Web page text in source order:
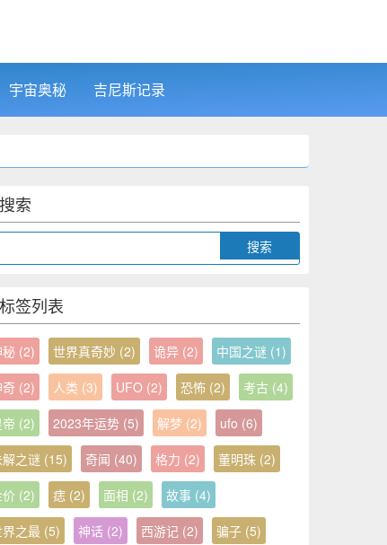
宇宙奥秘 吉尼斯记录
搜索
标签列表
(2) 世界真奇妙 (2) 诡异 (2) 中国之谜 (1)
(2) 人类 (3) UFO (2) 恐怖 (2) 考古 (4)
(2) 2023年运势 (5) 解梦 (2) ufo (6)
解之谜 (15) 奇闻 (40) 格力 (2) 董明珠 (2)
(2) 痣 (2) 面相 (2) 故事 (4)
之最 (5) 神话 (2) 西游记 (2) 骗子 (5)